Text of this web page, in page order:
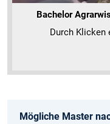
Bachelor
Durch Klicken
Mögliche Master